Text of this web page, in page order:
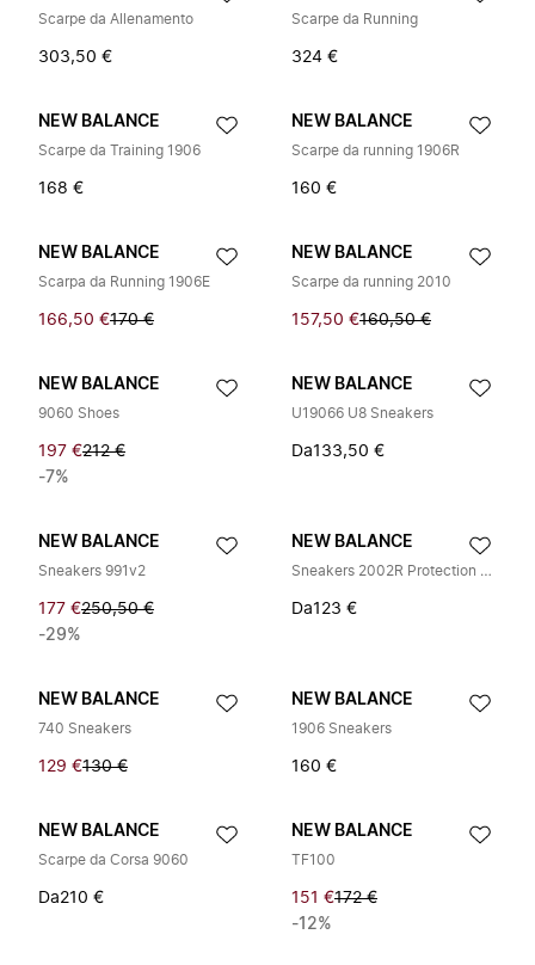
Scarpe da Allenamento
303,50 €
Scarpe da Running
324 €
NEW BALANCE
Scarpe da Training 1906
168 €
NEW BALANCE
Scarpe da running 1906R
160 €
NEW BALANCE
Scarpa da Running 1906E
166,50 €170 €
NEW BALANCE
Scarpe da running 2010
157,50 €160,50 €
NEW BALANCE
9060 Shoes
197 €212 €
-7%
NEW BALANCE
U19066 U8 Sneakers
Da133,50 €
NEW BALANCE
Sneakers 991v2
177 €250,50 €
-29%
NEW BALANCE
Sneakers 2002R Protection Pack
Da123 €
NEW BALANCE
740 Sneakers
129 €130 €
NEW BALANCE
1906 Sneakers
160 €
NEW BALANCE
Scarpe da Corsa 9060
Da210 €
NEW BALANCE
TF100
151 €172 €
-12%